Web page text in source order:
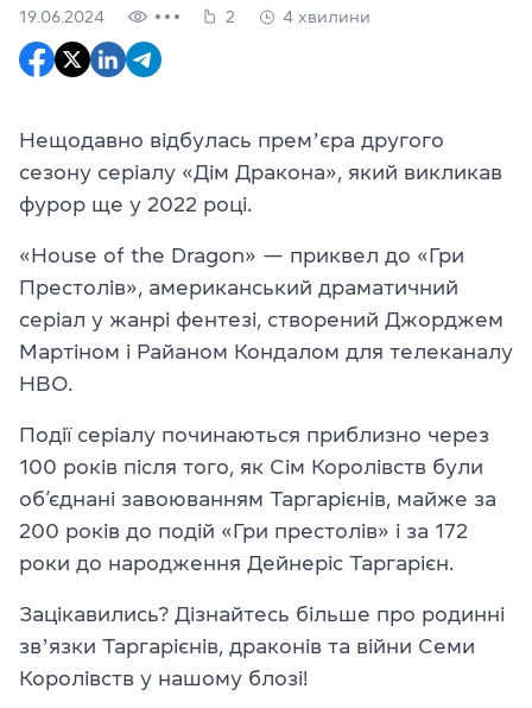
19.06.2024 2 4 хвилини
Нещодавно відбулась премʼєра другого
сезону серіалу «Дім Дракона», який викликав
фурор ще у 2022 році.
«House of the Dragon» — приквел до «Гри
Престолів», американський драматичний
серіал у жанрі фентезі, створений Джорджем
Мартіном і Райаном Кондалом для телеканалу
HBO.
Події серіалу починаються приблизно через
100 років після того, як Сім Королівств були
об’єднані завоюванням Таргарієнів, майже за
200 років до подій «Гри престолів» і за 172
роки до народження Дейнеріс Таргарієн.
Зацікавились? Дізнайтесь більше про родинні
звʼязки Таргарієнів, драконів та війни Семи
Королівств у нашому блозі!